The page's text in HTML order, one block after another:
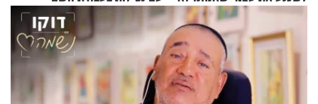
שייכים לשם"